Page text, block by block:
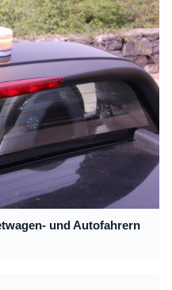
und Autofahrern